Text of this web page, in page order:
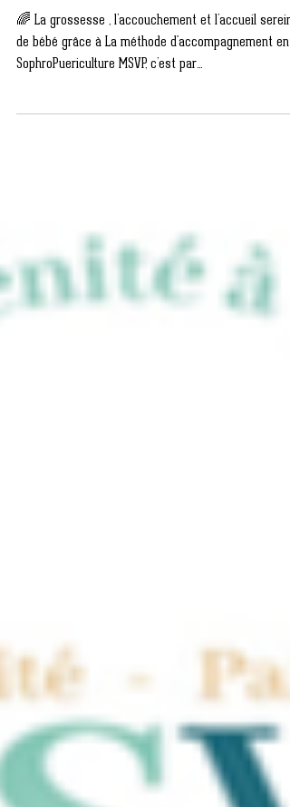
MSVP....
🌈 La grossesse , l’accouchement et l’accueil serein